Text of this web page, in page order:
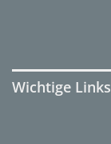
Wichtige Links